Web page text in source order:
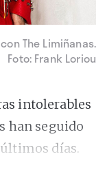
The Limiñanas.
Foto: Frank Loriou
intolerables
han seguido
días.